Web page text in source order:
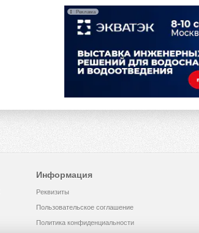
Реклама
Информация
Реквизиты
Пользовательское соглашение
Политика конфиденциальности